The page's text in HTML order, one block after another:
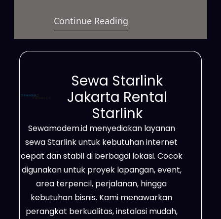
untuk berbagai kebutuhan.
Layanan ini dapat digunakan untuk
bisnis, proyek lapangan, event,
sistem sewa yang fleksibel. Selain
itu, jaringan Starlink mampu
menjangkau area terpencil, lokasi
minim sinyal, hingga wilayah yang
belum tersedia jaringan…
Continue Reading
Sewa Starlink
Jakarta Rental
Starlink
Sewamodem.id menyediakan layanan
sewa Starlink untuk kebutuhan internet
cepat dan stabil di berbagai lokasi. Cocok
digunakan untuk proyek lapangan, event,
area terpencil, perjalanan, hingga
kebutuhan bisnis. Kami menawarkan
perangkat berkualitas, instalasi mudah,